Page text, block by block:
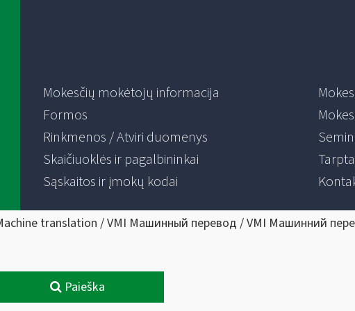
Mokesčių mokėtojų informacija
Formos
Rinkmenos / Atviri duomenys
Skaičiuoklės ir pagalbininkai
Sąskaitos ir įmokų kodai
translation / VMI Машинный перевод / VMI Машинний
Paieška